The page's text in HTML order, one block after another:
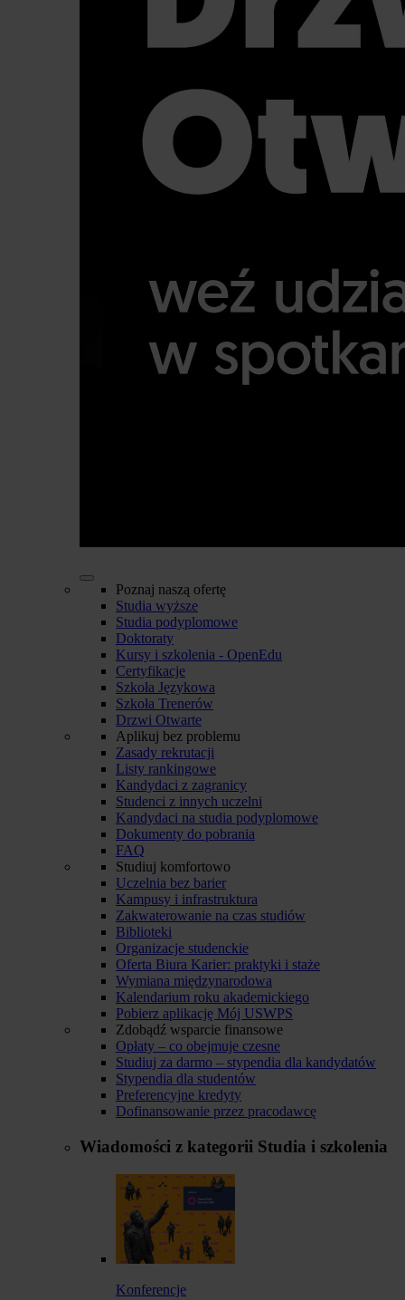
Poznaj naszą ofertę
Studia wyższe
Studia podyplomowe
Doktoraty
Kursy i szkolenia - OpenEdu
Certyfikacje
Szkoła Językowa
Szkoła Trenerów
Drzwi Otwarte
Aplikuj bez problemu
Zasady rekrutacji
Listy rankingowe
Kandydaci z zagranicy
Studenci z innych uczelni
Kandydaci na studia podyplomowe
Dokumenty do pobrania
FAQ
Studiuj komfortowo
Uczelnia bez barier
Kampusy i infrastruktura
Zakwaterowanie na czas studiów
Biblioteki
Organizacje studenckie
Oferta Biura Karier: praktyki i staże
Wymiana międzynarodowa
Kalendarium roku akademickiego
Pobierz aplikację Mój USWPS
Zdobądź wsparcie finansowe
Opłaty – co obejmuje czesne
Studiuj za darmo – stypendia dla kandydatów
Stypendia dla studentów
Preferencyjne kredyty
Dofinansowanie przez pracodawcę
Wiadomości z kategorii Studia i szkolenia
Konferencje